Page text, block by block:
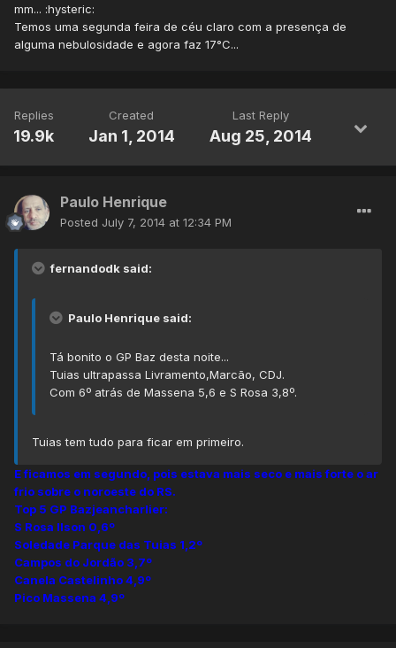
mm... :hysteric:
Temos uma segunda feira de céu claro com a presença de
alguma nebulosidade e agora faz 17°C...
Replies
19.9k
Created
Jan 1, 2014
Last Reply
Aug 25, 2014
Paulo Henrique
Posted July 7, 2014 at 12:34 PM
fernandodk said:
Paulo Henrique said:
Tá bonito o GP Baz desta noite...
Tuias ultrapassa Livramento,Marcão, CDJ.
Com 6º atrás de Massena 5,6 e S Rosa 3,8º.
Tuias tem tudo para ficar em primeiro.
E ficamos em segundo, pois estava mais seco e mais forte o ar
frio sobre o noroeste do RS.
Top 5 GP Bazjeancharlier:
S Rosa Ilson 0,6º
Soledade Parque das Tuias 1,2º
Campos do Jordão 3,7º
Canela Castelinho 4,9º
Pico Massena 4,9º